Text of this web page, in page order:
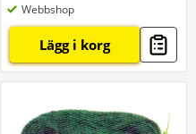
Webbshop
Lägg i korg